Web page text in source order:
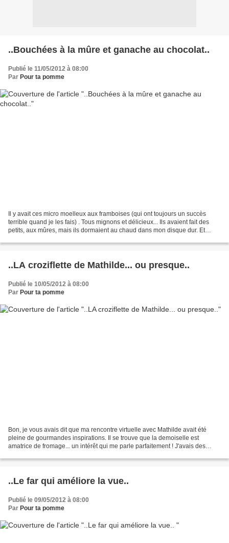
..Bouchées à la mûre et ganache au chocolat..
Publié le 11/05/2012 à 08:00
Par Pour ta pomme
Il y avait ces micro moelleux aux framboises (qui ont toujours un succès
terrible quand je les fais) . Tous mignons et délicieux... Ils avaient fait des
petits, aux mûres, mais ils dormaient au chaud dans mon disque dur. Et
..LA croziflette de Mathilde... ou presque..
Publié le 10/05/2012 à 08:00
Par Pour ta pomme
Bon, je vous avais dit que ma rencontre virtuelle avec Mathilde avait été
pleine de gourmandes inspirations. Il se trouve que la demoiselle est
amatrice de fromage... un intérêt qui me parle parfaitement ! J'avais des
..Le far qui améliore la vue..
Publié le 09/05/2012 à 08:00
Par Pour ta pomme